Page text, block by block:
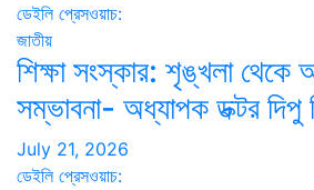
ডেইলি প্রেসওয়াচ:
জাতীয়
শিক্ষা সংস্কার: শৃঙ্খলা থেকে
সম্ভাবনা- অধ্যাপক ডক্টর দিপু
July 21, 2026
ডেইলি প্রেসওয়াচ: